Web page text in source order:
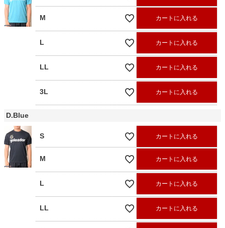
M カートに入れる
L カートに入れる
LL カートに入れる
3L カートに入れる
D.Blue
S カートに入れる
M カートに入れる
L カートに入れる
LL カートに入れる